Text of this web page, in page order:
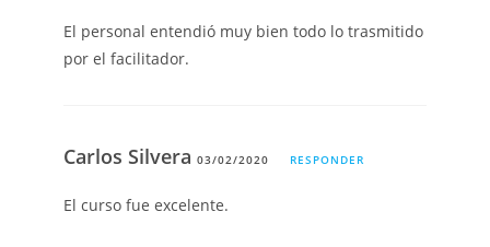
El personal entendió muy bien todo lo trasmitido
por el facilitador.
Carlos Silvera03/02/2020 RESPONDER
El curso fue excelente.